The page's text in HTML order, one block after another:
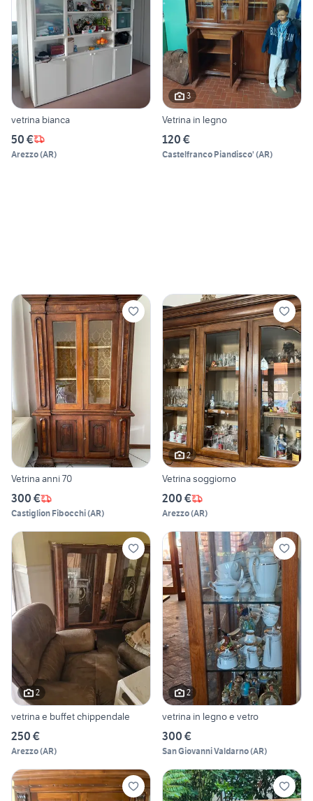
vetrina bianca
50 €
Arezzo(AR)
3
Vetrina in legno
120 €
Castelfranco Piandisco' (AR)
Vetrina anni 70
300 €
Castiglion Fibocchi(AR)
2
Vetrina soggiorno
200 €
Arezzo(AR)
2
vetrina e buffet chippendale
250 €
Arezzo(AR)
2
vetrina in legno e vetro
300 €
San Giovanni Valdarno(AR)